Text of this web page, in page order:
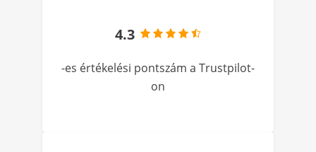
4.3
-es értékelési pontszám a Trustpilot-
on